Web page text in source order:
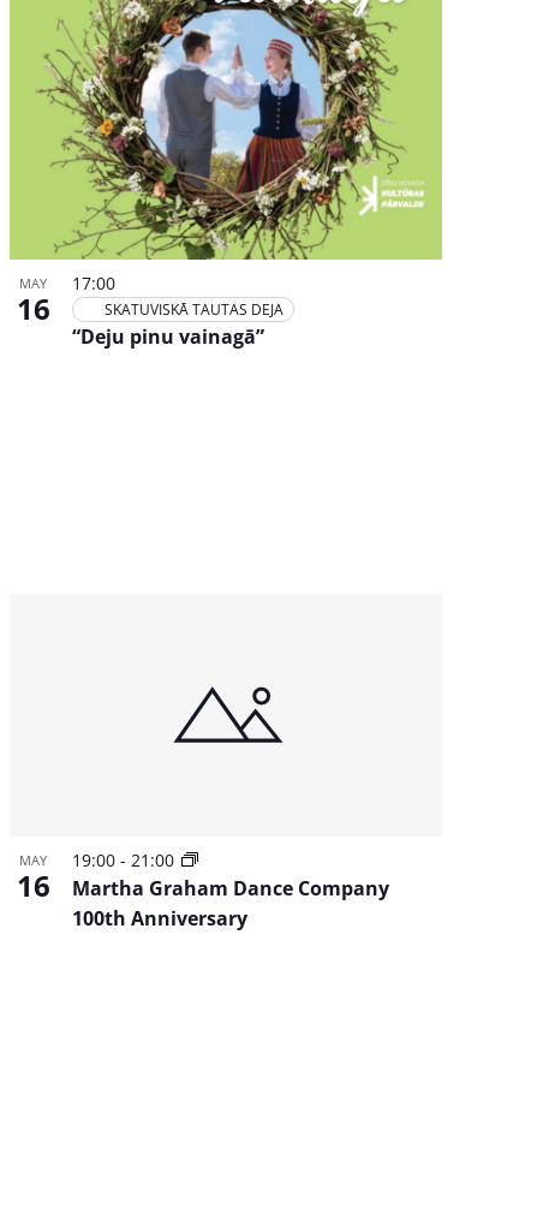
MAY
16
“Deju pinu vainagā”
17:00
SKATUVISKĀ TAUTAS DEJA
MAY
16
Martha Graham Dance Company
100th Anniversary
19:00 - 21:00